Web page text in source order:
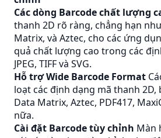
Các dòng Barcode chất lượng
thanh 2D rõ ràng, chẳng hạn
Matrix, và Aztec, cho các ứng
quả chất lượng cao trong các
JPEG, TIFF và SVG.
Hỗ trợ Wide Barcode Format
loạt các định dạng mã thanh 2D,
Data Matrix, Aztec, PDF417,
nữa.
Cài đặt Barcode tùy chỉnh Màn